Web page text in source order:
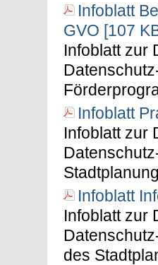
Infoblatt
GVO [107
Infoblatt zur
Infoblatt
Infoblatt zur
Infoblatt
Infoblatt zur
des